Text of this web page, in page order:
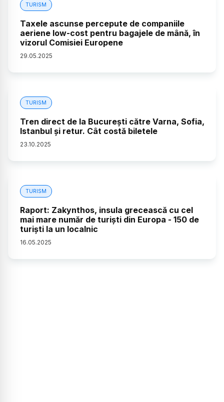
TURISM
Taxele ascunse percepute de companiile
aeriene low-cost pentru bagajele de mână, în
vizorul Comisiei Europene
29.05.2025
TURISM
Tren direct de la București către Varna, Sofia,
Istanbul și retur. Cât costă biletele
23.10.2025
TURISM
Raport: Zakynthos, insula grecească cu cel
mai mare număr de turiști din Europa - 150 de
turiști la un localnic
16.05.2025